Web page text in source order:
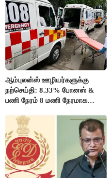
ஆம்புலன்ஸ் ஊழியர்களுக்கு
நற்செய்தி: 8.33% போனஸ் &
பணி நேரம் 8 மணி நேரமாக